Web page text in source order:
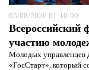
05/08/2026 01:10:00
Всероссийский
участию
Молодых управленцев
«ГосСтарт», который